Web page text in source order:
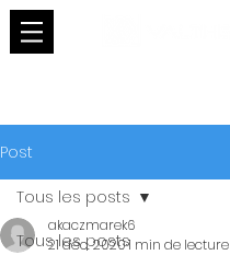
Post
Tous les posts
Tous les posts
akaczmarek6
21 déc. 20201 min de lecture